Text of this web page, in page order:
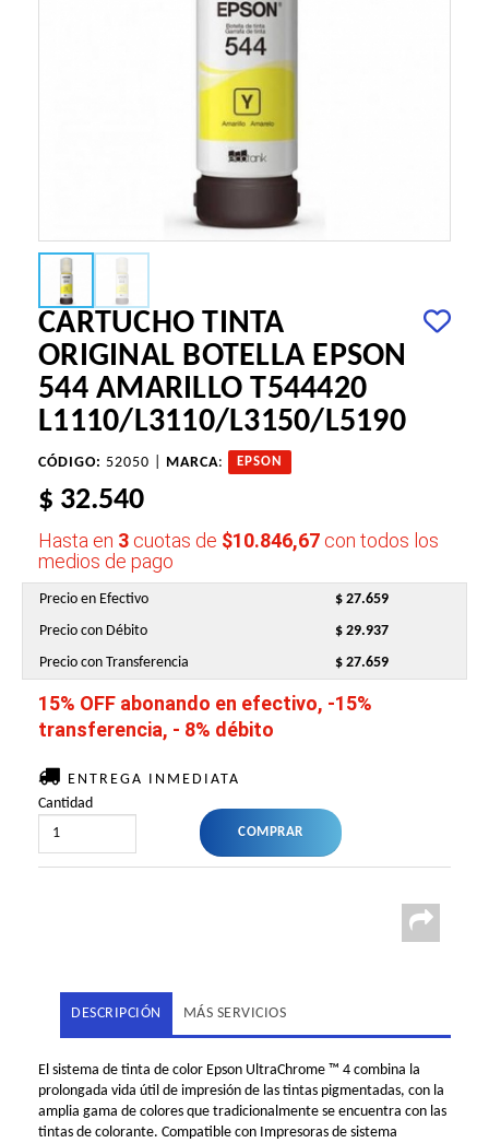
CARTUCHO TINTA
ORIGINAL BOTELLA EPSON
544 AMARILLO T544420
L1110/L3110/L3150/L5190
CÓDIGO: 52050 | MARCA: EPSON
$ 32.540
Hasta en 3 cuotas de $10.846,67 con todos los
medios de pago
Precio en Efectivo
$ 27.659
Precio con Débito
$ 29.937
Precio con Transferencia
$ 27.659
15% OFF abonando en efectivo, -15%
transferencia, - 8% débito
ENTREGA INMEDIATA
Cantidad
DESCRIPCIÓN MÁS SERVICIOS
El sistema de tinta de color Epson UltraChrome ™ 4 combina la
prolongada vida útil de impresión de las tintas pigmentadas, con la
amplia gama de colores que tradicionalmente se encuentra con las
tintas de colorante. Compatible con Impresoras de sistema